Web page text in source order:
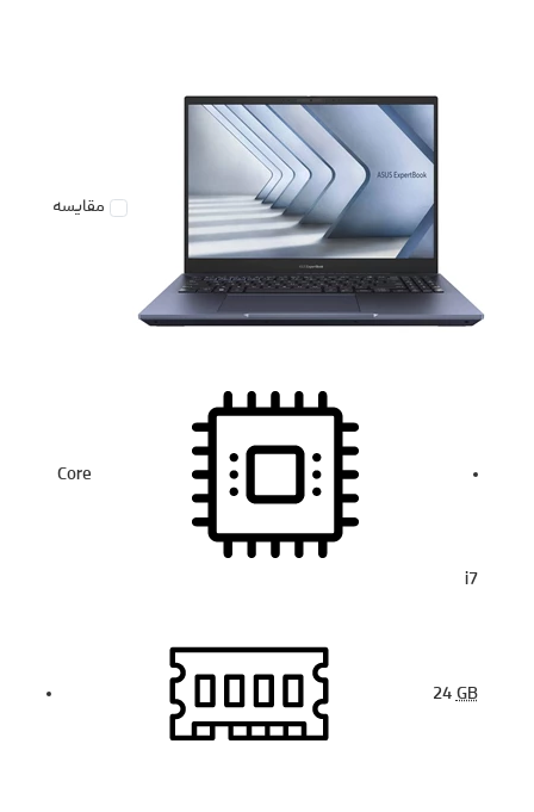
مقایسه
Core
i7
24GB